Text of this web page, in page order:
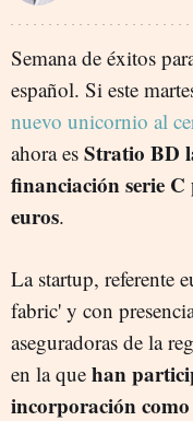
Semana de éxitos
español. Si este
nuevo unicornio al
ahora es Stratio BD
financiación serie
euros.
La startup, referente
fabric' y con
aseguradoras de la
en la que han
incorporación